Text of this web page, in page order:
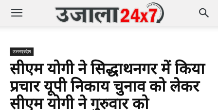
उत्तरप्रदेश
सीएम योगी ने सिद्धार्थनगर में किया
प्रचार यूपी निकाय चुनाव को लेकर
सीएम योगी ने गुरुवार को